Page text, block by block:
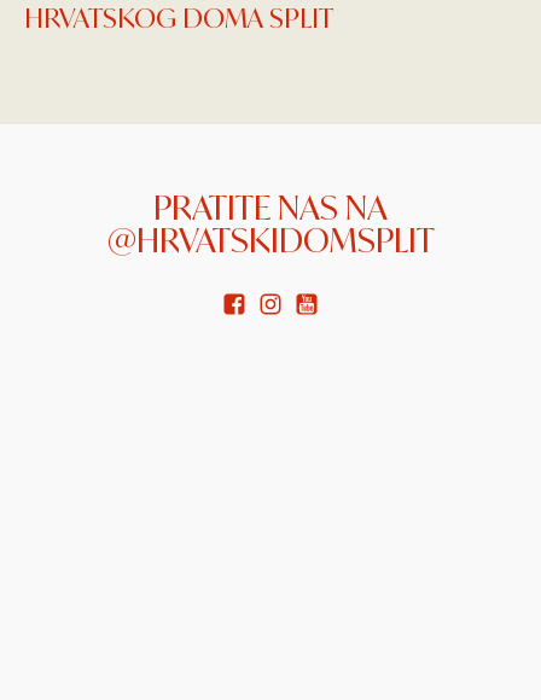
HRVATSKOG DOMA SPLIT
PRATITE NAS NA
@HRVATSKIDOMSPLIT